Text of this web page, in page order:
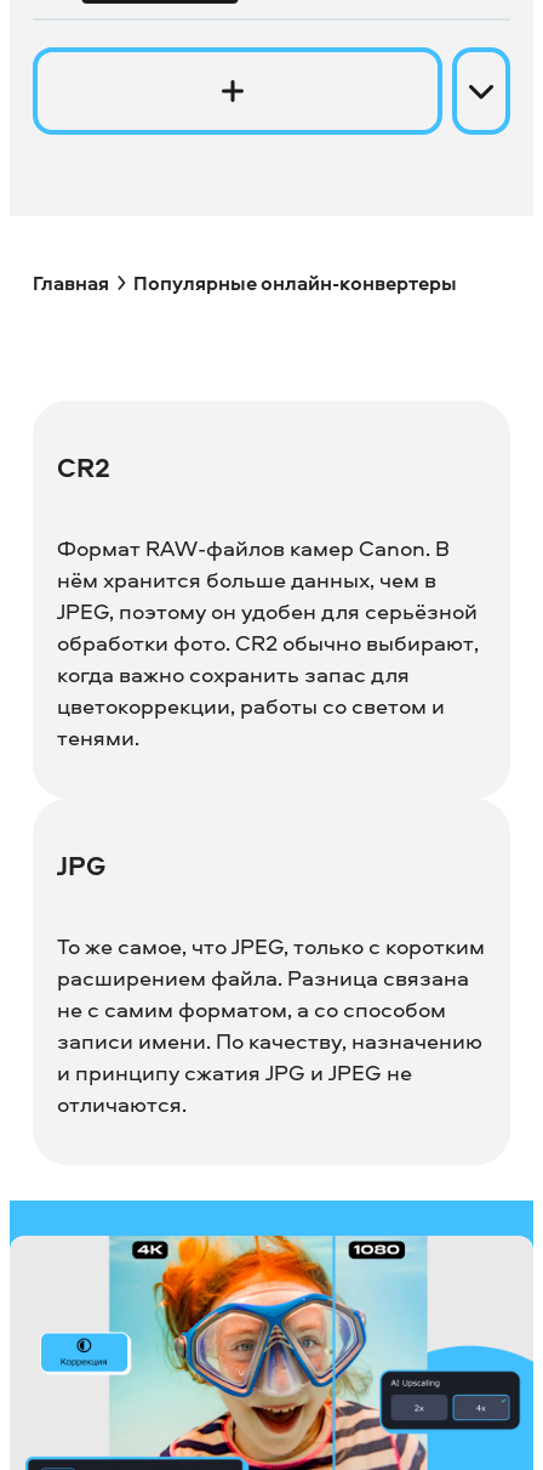
Главная Популярные онлайн-конвертеры
CR2
Формат RAW-файлов камер Canon. В
нём хранится больше данных, чем в
JPEG, поэтому он удобен для серьёзной
обработки фото. CR2 обычно выбирают,
когда важно сохранить запас для
цветокоррекции, работы со светом и
тенями.
JPG
То же самое, что JPEG, только с коротким
расширением файла. Разница связана
не с самим форматом, а со способом
записи имени. По качеству, назначению
и принципу сжатия JPG и JPEG не
отличаются.